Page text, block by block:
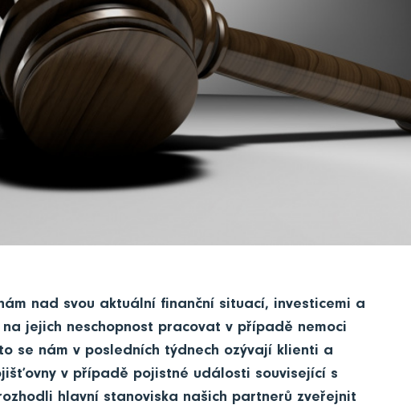
nad svou aktuální finanční situací, investicemi a
jejich neschopnost pracovat v případě nemoci
se nám v posledních týdnech ozývají klienti a
v případě pojistné události související s
hlavní stanoviska našich partnerů zveřejnit